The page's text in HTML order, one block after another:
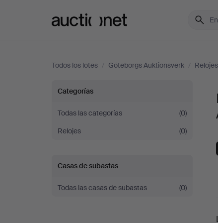
Todos los lotes / Göteborgs Auktionsverk / Relojes
Relojes
de
pared
en
Göteborgs
Categorías
Todas las categorías
(0)
Relojes
(0)
Casas de subastas
Todas las casas de subastas (0)